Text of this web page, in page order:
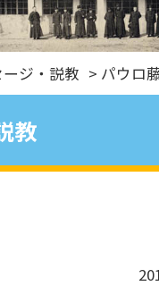
ジ・説教 > パウロ
教